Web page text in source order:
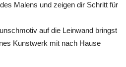
Malens und zeigen dir Schritt für
auf die Leinwand bringst
Kunstwerk mit nach Hause